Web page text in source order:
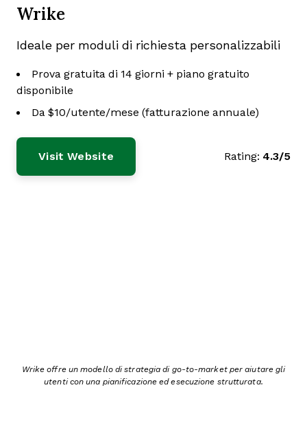
Wrike
Ideale per moduli di richiesta personalizzabili
Prova gratuita di 14 giorni + piano gratuito
disponibile
Da $10/utente/mese (fatturazione annuale)
Visit Website Rating: 4.3/5
Wrike offre un modello di strategia di go-to-market per aiutare gli
utenti con una pianificazione ed esecuzione strutturata.